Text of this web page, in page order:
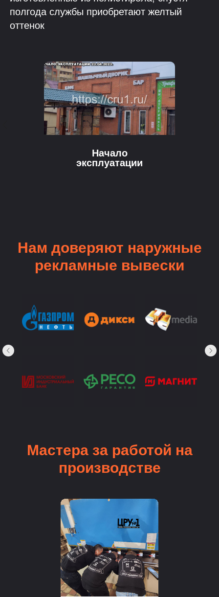
полгода службы приобретают желтый
оттенок
Начало
эксплуатации
Нам доверяют наружные
рекламные вывески
Мастера за работой на
производстве